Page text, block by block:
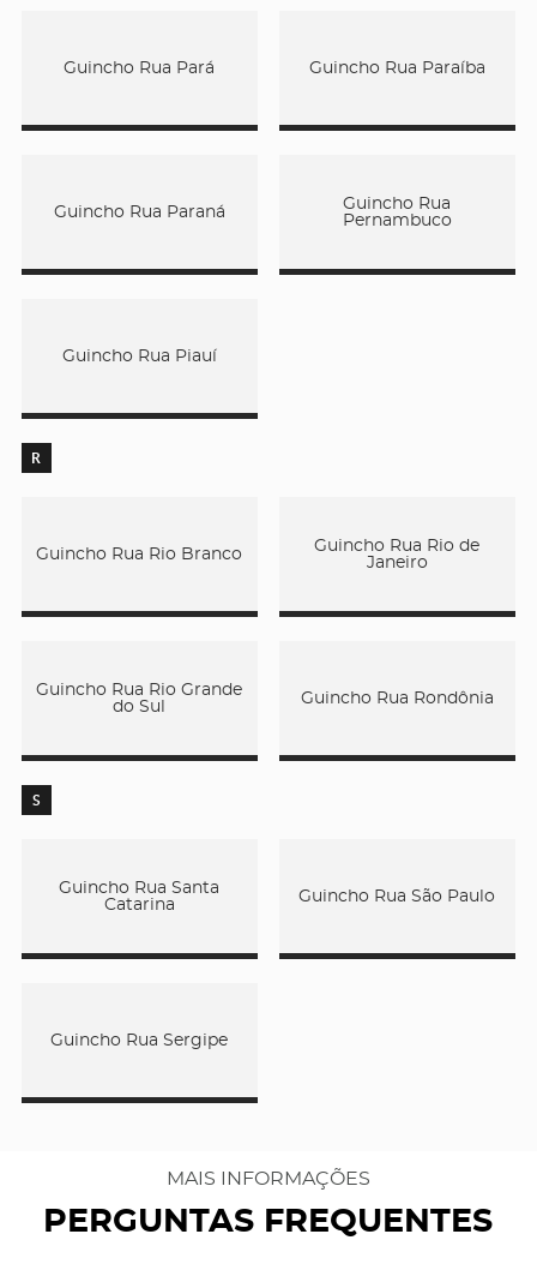
Guincho Rua Pará Guincho Rua Paraíba
Guincho Rua Paraná
Guincho Rua
Pernambuco
Guincho Rua Piauí
R
Guincho Rua Rio Branco
Guincho Rua Rio de
Janeiro
Guincho Rua Rio Grande
do Sul
Guincho Rua Rondônia
S
Guincho Rua Santa
Catarina
Guincho Rua São Paulo
Guincho Rua Sergipe
MAIS INFORMAÇÕES
PERGUNTAS FREQUENTES